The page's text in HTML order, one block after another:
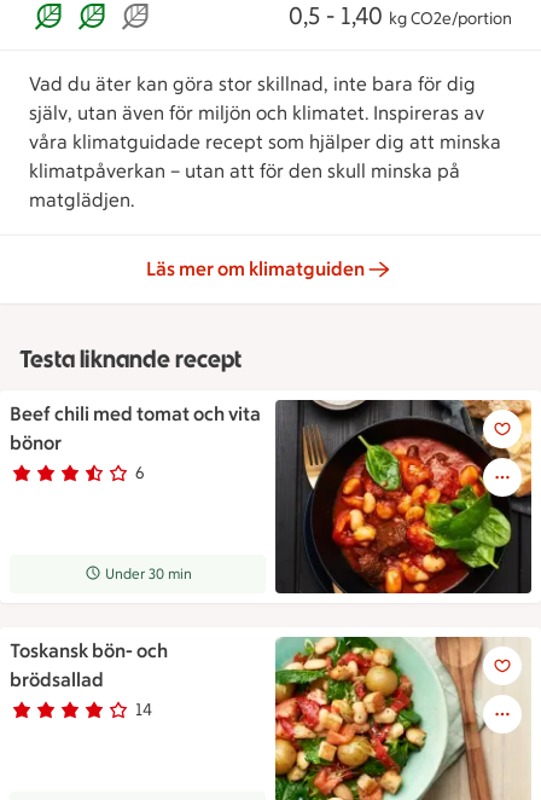
0,5 - 1,40 kg CO2e/portion
Vad du äter kan göra stor skillnad, inte bara för dig
själv, utan även för miljön och klimatet. Inspireras av
våra klimatguidade recept som hjälper dig att minska
klimatpåverkan – utan att för den skull minska på
matglädjen.
Läs mer om klimatguiden
Testa liknande recept
Beef chili med tomat och vita
bönor
Betyg 3.7 av 5. 6
6 personer har röstat
Receptet tar Under 30 min att tillaga
Under 30 min
Beef chili med tomat och vita
Toskansk bön- och
brödsallad
Betyg 4 av 5.
14
14 personer har röstat
Toskansk bön- och brödsallad